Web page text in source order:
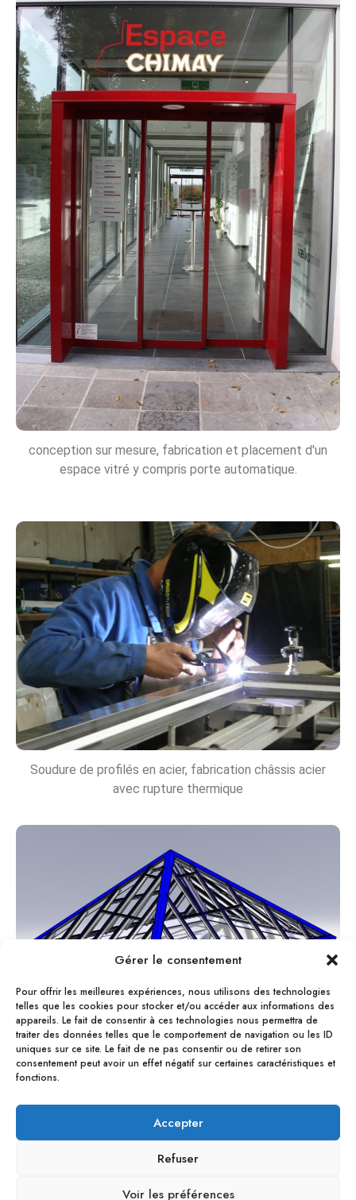
Gérer le consentement
Pour offrir les meilleures expériences, nous utilisons des technologies
telles que les cookies pour stocker et/ou accéder aux informations des
appareils. Le fait de consentir à ces technologies nous permettra de
traiter des données telles que le comportement de navigation ou les ID
uniques sur ce site. Le fait de ne pas consentir ou de retirer son
consentement peut avoir un effet négatif sur certaines caractéristiques et
fonctions.
Accepter
Refuser
Voir les préférences
conception sur mesure, fabrication et placement d'un
espace vitré y compris porte automatique.
Soudure de profilés en acier, fabrication châssis acier
avec rupture thermique
conception sur mesure sur logiciel d'une verrière en